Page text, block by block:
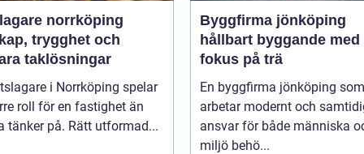
norrköping
trygghet och
taklösningar
i Norrköping spelar
roll för en fastighet än
tänker på. Rätt utformad...
Byggfirma jönköping
hållbart byggande med
fokus på trä
En byggfirma jönköping som
arbetar modernt och
ansvar för både människa
miljö behö...